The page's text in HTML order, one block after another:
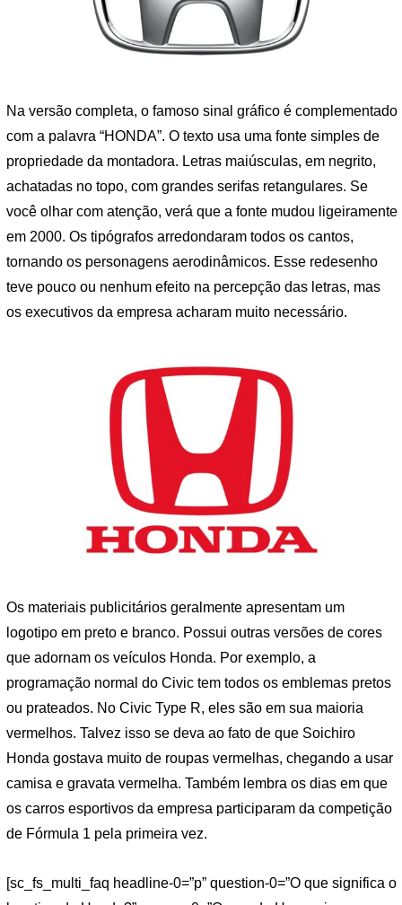
Na versão completa, o famoso sinal gráfico é complementado
com a palavra “HONDA”. O texto usa uma fonte simples de
propriedade da montadora. Letras maiúsculas, em negrito,
achatadas no topo, com grandes serifas retangulares. Se
você olhar com atenção, verá que a fonte mudou ligeiramente
em 2000. Os tipógrafos arredondaram todos os cantos,
tornando os personagens aerodinâmicos. Esse redesenho
teve pouco ou nenhum efeito na percepção das letras, mas
os executivos da empresa acharam muito necessário.
Os materiais publicitários geralmente apresentam um
logotipo em preto e branco. Possui outras versões de cores
que adornam os veículos Honda. Por exemplo, a
programação normal do Civic tem todos os emblemas pretos
ou prateados. No Civic Type R, eles são em sua maioria
vermelhos. Talvez isso se deva ao fato de que Soichiro
Honda gostava muito de roupas vermelhas, chegando a usar
camisa e gravata vermelha. Também lembra os dias em que
os carros esportivos da empresa participaram da competição
de Fórmula 1 pela primeira vez.
[sc_fs_multi_faq headline-0=”p” question-0=”O que significa o